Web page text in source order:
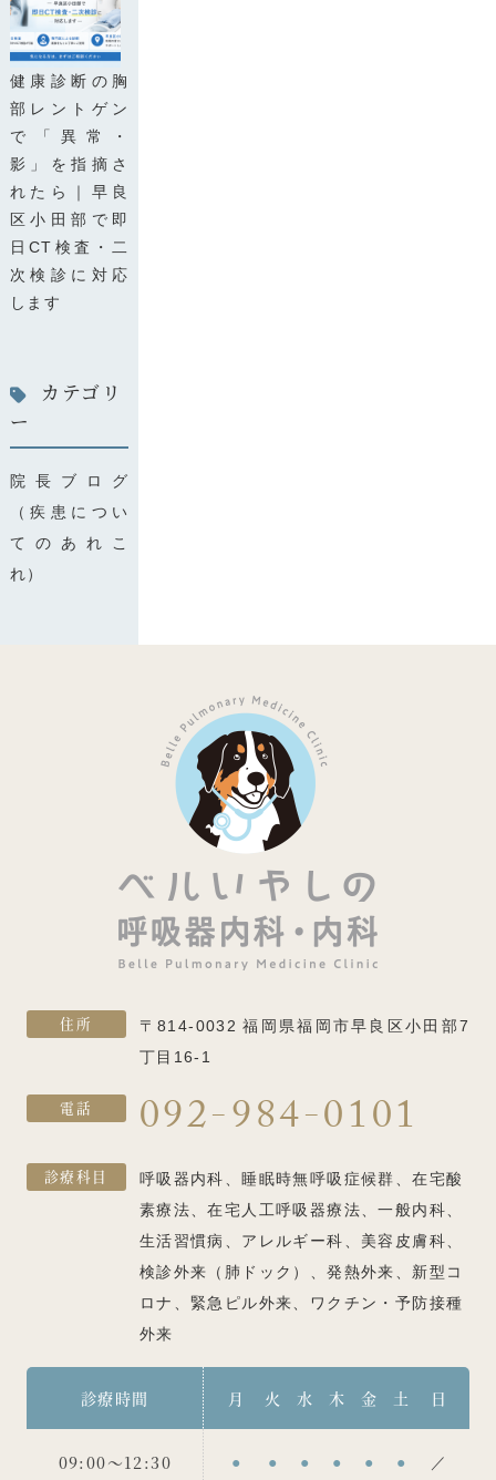
健康診断の胸
部レントゲン
で「異常・
影」を指摘さ
れたら｜早良
区小田部で即
日CT検査・二
次検診に対応
します
カテゴリ
ー
院長ブログ
（疾患につい
てのあれこ
れ）
住所
〒814-0032 福岡県福岡市早良区小田部7
丁目16-1
電話 092-984-0101
診療科目
呼吸器内科、睡眠時無呼吸症候群、在宅酸
素療法、在宅人工呼吸器療法、一般内科、
生活習慣病、アレルギー科、美容皮膚科、
検診外来（肺ドック）、発熱外来、新型コ
ロナ、緊急ピル外来、ワクチン・予防接種
外来
診療時間 月 火 水 木 金 土 日
09:00～12:30 ● ● ● ● ● ● ／